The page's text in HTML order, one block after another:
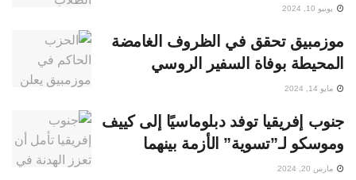
يونيو 10, 2024
موزمبيق تحقق في الظروف الغامضة
المحيطة بوفاة السفير الروسي
مايو 14, 2024
جنوب إفريقيا توفد دبلوماسيًا إلى كييف
وموسكو لـ”تسوية” الأزمة بينهما
مارس 20, 2024